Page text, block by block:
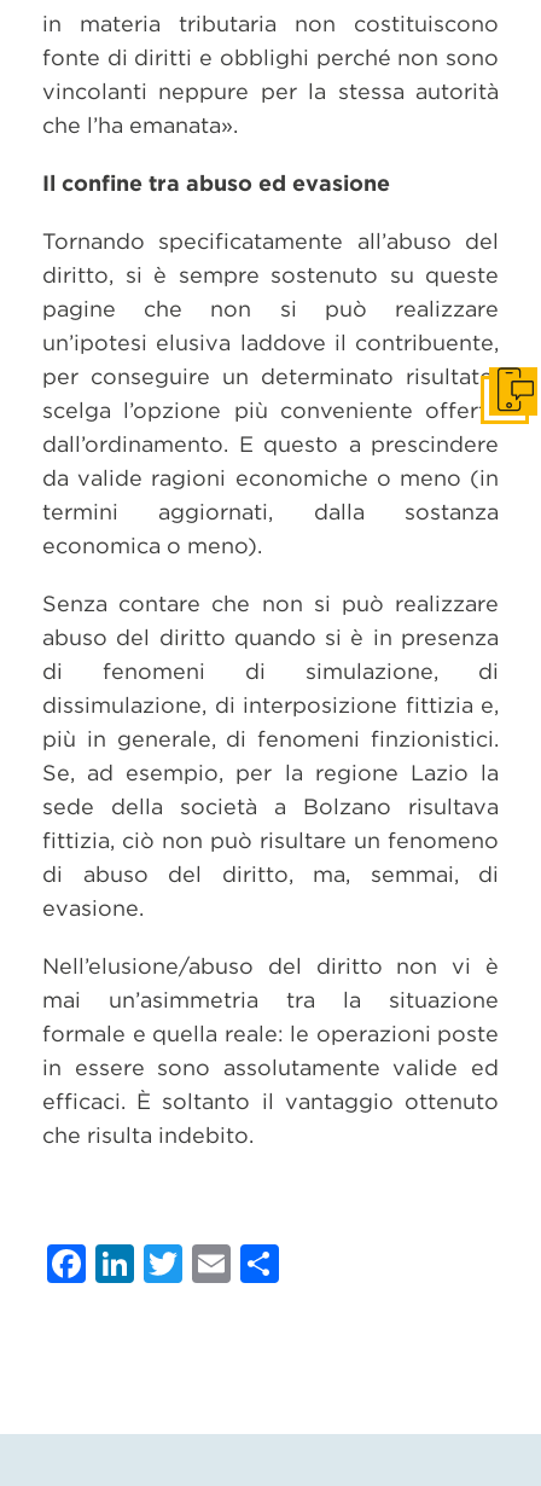
in materia tributaria non costituiscono
fonte di diritti e obblighi perché non sono
vincolanti neppure per la stessa autorità
che l’ha emanata».
Il confine tra abuso ed evasione
Tornando specificatamente all’abuso del
diritto, si è sempre sostenuto su queste
pagine che non si può realizzare
un’ipotesi elusiva laddove il contribuente,
per conseguire un determinato risultato,
scelga l’opzione più conveniente offerta
dall’ordinamento. E questo a prescindere
da valide ragioni economiche o meno (in
termini aggiornati, dalla sostanza
economica o meno).
Senza contare che non si può realizzare
abuso del diritto quando si è in presenza
di fenomeni di simulazione, di
dissimulazione, di interposizione fittizia e,
più in generale, di fenomeni finzionistici.
Se, ad esempio, per la regione Lazio la
sede della società a Bolzano risultava
fittizia, ciò non può risultare un fenomeno
di abuso del diritto, ma, semmai, di
evasione.
Nell’elusione/abuso del diritto non vi è
mai un’asimmetria tra la situazione
formale e quella reale: le operazioni poste
in essere sono assolutamente valide ed
efficaci. È soltanto il vantaggio ottenuto
che risulta indebito.
Facebook
LinkedIn
Twitter
Email
Get